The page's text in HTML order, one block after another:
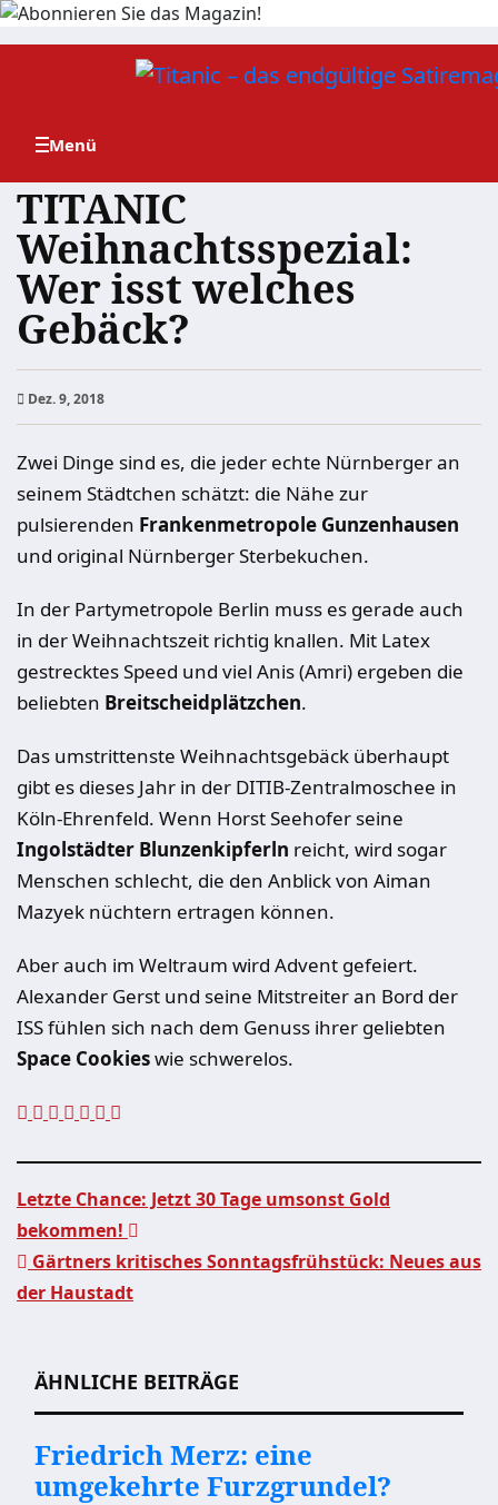
Zum
TITANIC
Weihnachtsspezial:
Wer isst welches
Gebäck?
Dez. 9, 2018
Zwei Dinge sind es, die jeder echte Nürnberger an
seinem Städtchen schätzt: die Nähe zur
pulsierenden Frankenmetropole Gunzenhausen
und original Nürnberger Sterbekuchen.
In der Partymetropole Berlin muss es gerade auch
in der Weihnachtszeit richtig knallen. Mit Latex
gestrecktes Speed und viel Anis (Amri) ergeben die
beliebten Breitscheidplätzchen.
Das umstrittenste Weihnachtsgebäck überhaupt
gibt es dieses Jahr in der DITIB-Zentralmoschee in
Köln-Ehrenfeld. Wenn Horst Seehofer seine
Ingolstädter Blunzenkipferln reicht, wird sogar
Menschen schlecht, die den Anblick von Aiman
Mazyek nüchtern ertragen können.
Aber auch im Weltraum wird Advent gefeiert.
Alexander Gerst und seine Mitstreiter an Bord der
ISS fühlen sich nach dem Genuss ihrer geliebten
Space Cookieswie schwerelos.
Beitragsnavigation
Letzte Chance: Jetzt 30 Tage umsonst Gold
bekommen!
Gärtners kritisches Sonntagsfrühstück: Neues aus
der Haustadt
ÄHNLICHE BEITRÄGE
Friedrich Merz: eine
umgekehrte Furzgrundel?